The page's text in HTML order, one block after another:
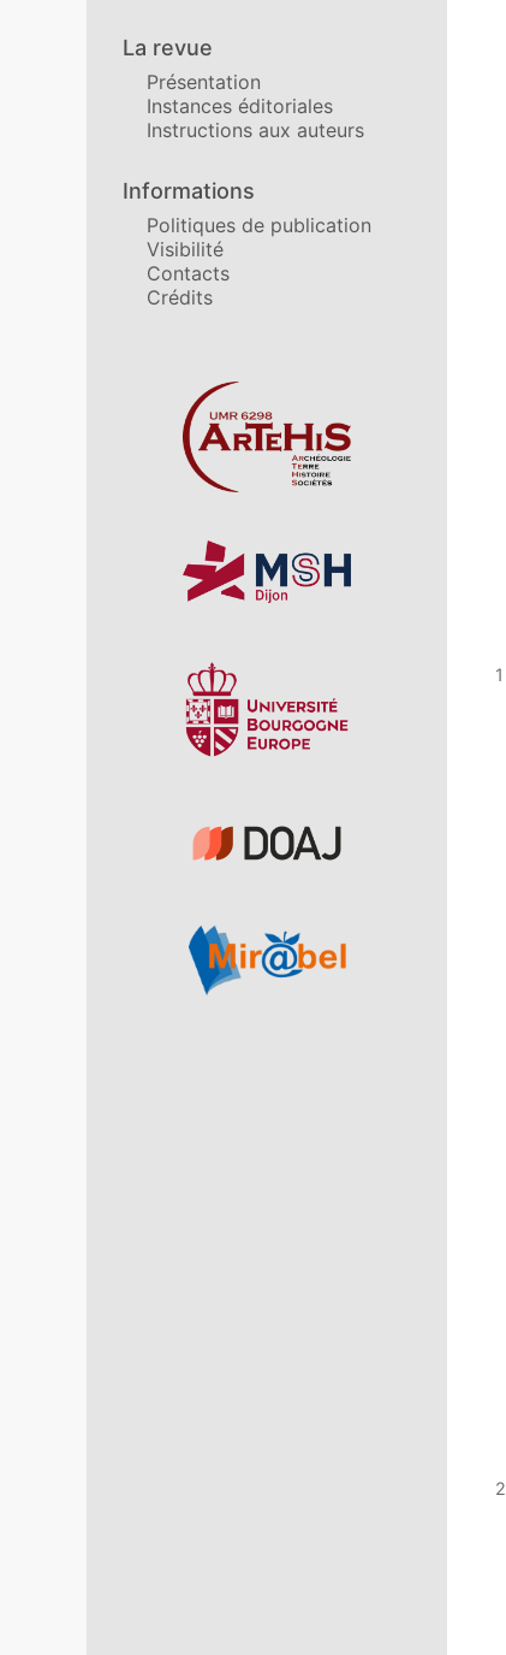
La revue
Présentation
Instances éditoriales
Instructions aux auteurs
Informations
Politiques de publication
Visibilité
Contacts
Crédits
Affiliations/partenaires